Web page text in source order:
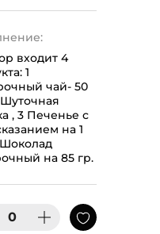
входит 4
1
чай- 50
Шуточная
, 3 Печенье с
на 1
на 85 гр.